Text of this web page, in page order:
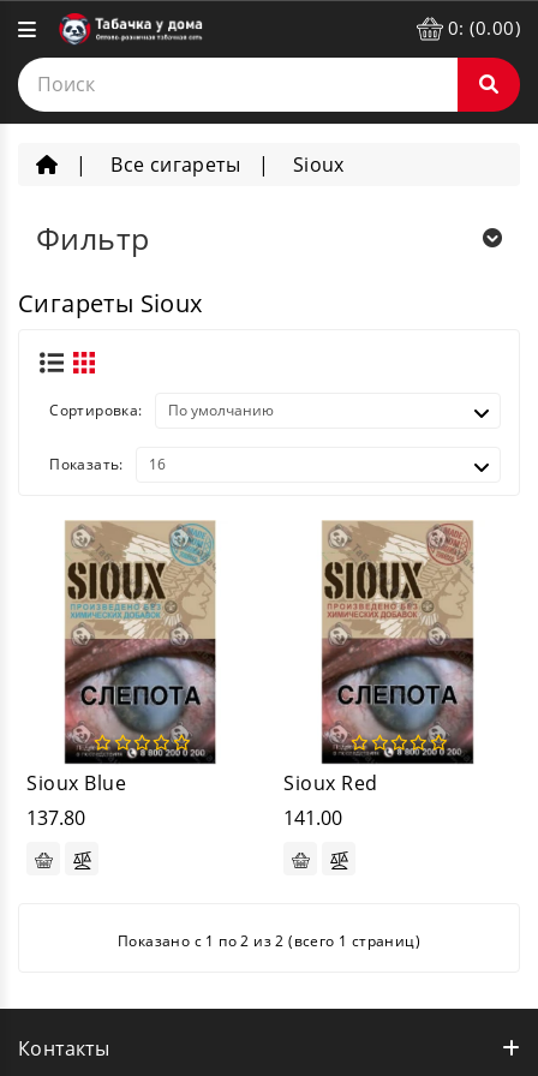
0: (0.00)
Все сигареты Sioux
Фильтр
Сигареты Sioux
Сортировка:
Показать:
Sioux Blue
137.80
Sioux Red
141.00
Показано с 1 по 2 из 2 (всего 1 страниц)
Контакты